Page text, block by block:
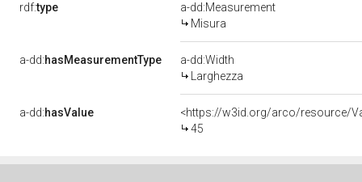
rdf:type
a-dd:Measurement
Misura
a-dd:hasMeasurementType
a-dd:Width
Larghezza
a-dd:hasValue
<https://w3id.org/arco/resource/
45